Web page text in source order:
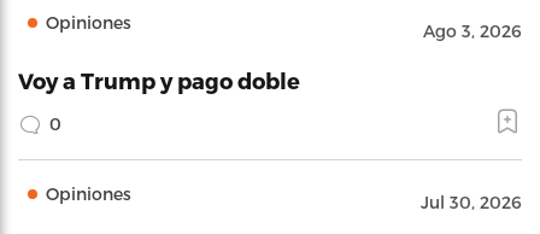
Opiniones Ago 3, 2026
Voy a Trump y pago doble
0
Opiniones Jul 30, 2026